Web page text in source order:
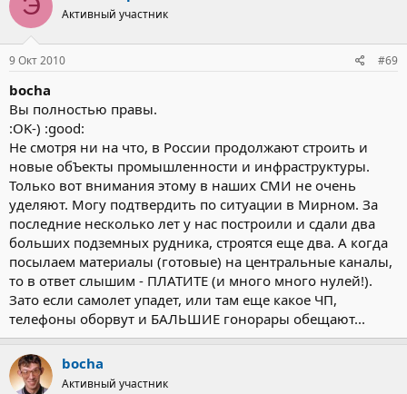
Активный участник
9 Окт 2010 #69
bocha
Вы полностью правы.
:OK-) :good:
Не смотря ни на что, в России продолжают строить и
новые обЪекты промышленности и инфраструктуры.
Только вот внимания этому в наших СМИ не очень
уделяют. Могу подтвердить по ситуации в Мирном. За
последние несколько лет у нас построили и сдали два
больших подземных рудника, строятся еще два. А когда
посылаем материалы (готовые) на центральные каналы,
то в ответ слышим - ПЛАТИТЕ (и много много нулей!).
Зато если самолет упадет, или там еще какое ЧП,
телефоны оборвут и БАЛЬШИЕ гонорары обещают...
bocha
Активный участник